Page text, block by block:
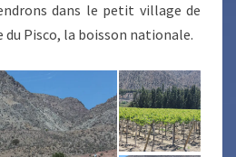
dans le petit village de
du Pisco, la boisson nationale.